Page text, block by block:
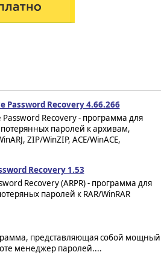
Password Recovery 4.66.266
Recovery - программа для
паролей к архивам,
ZIP/WinZIP, ACE/WinACE,
Recovery 1.53
Recovery (ARPR) - программа для
паролей к RAR/WinRAR
представляющая собой мощный
менеджер паролей....